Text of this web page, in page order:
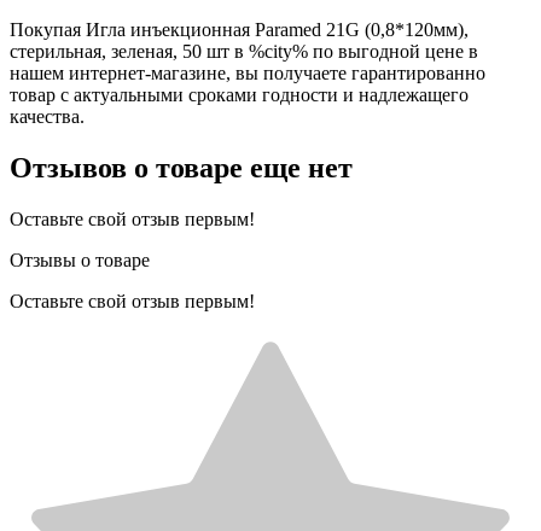
Покупая Игла инъекционная Paramed 21G (0,8*120мм),
стерильная, зеленая, 50 шт в %city% по выгодной цене в
нашем интернет-магазине, вы получаете гарантированно
товар с актуальными сроками годности и надлежащего
качества.
Отзывов о товаре еще нет
Оставьте свой отзыв первым!
Отзывы о товаре
Оставьте свой отзыв первым!